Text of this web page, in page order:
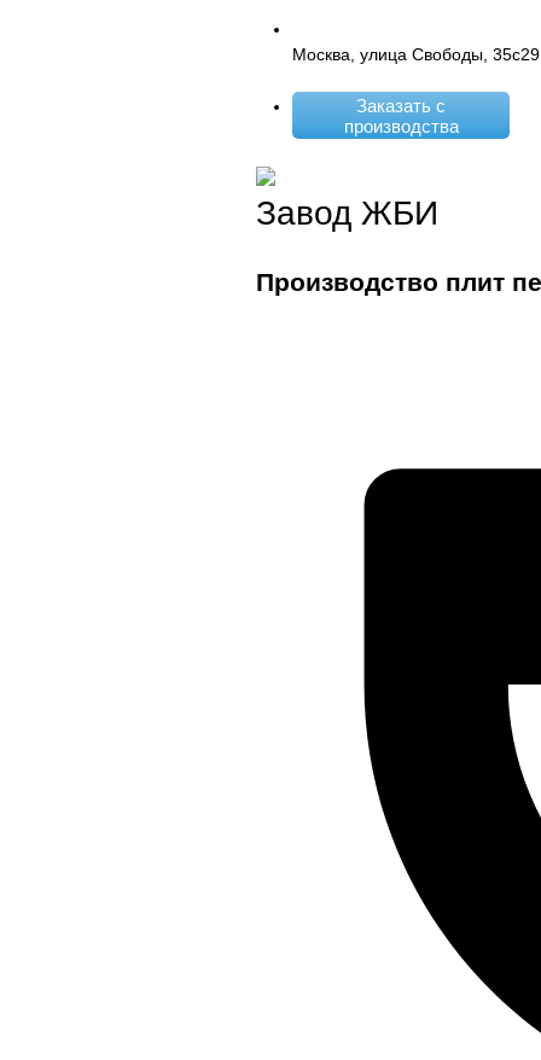
Москва, улица Свободы, 35с29
Заказать с
производства
Завод ЖБИ
Производство плит